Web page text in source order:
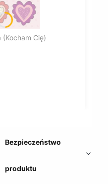
Cię)
Bezpieczeństwo
produktu